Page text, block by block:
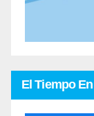
El Tiempo